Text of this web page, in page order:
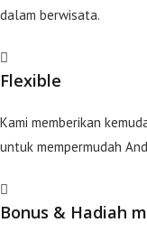
dalam berwisata.
Flexible
Kami memberikan
untuk mempermudah
Bonus & Hadiah